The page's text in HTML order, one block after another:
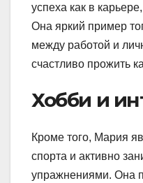
успеха как в
Она яркий пример
между работой и
счастливо прожить
Хобби и
Кроме того, Мария
спорта и активно
упражнениями. Она